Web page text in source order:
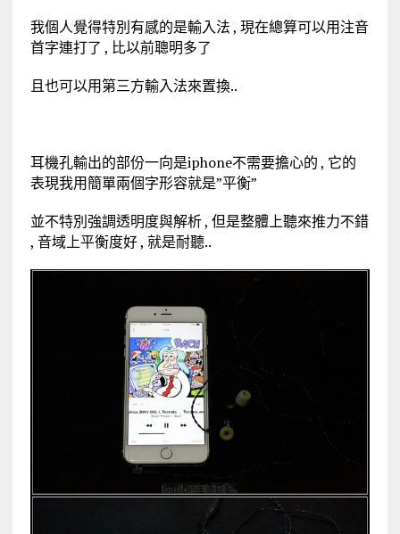
我個人覺得特別有感的是輸入法 , 現在總算可以用注音
首字連打了 , 比以前聰明多了
且也可以用第三方輸入法來置換..
耳機孔輸出的部份一向是iphone不需要擔心的 , 它的
表現我用簡單兩個字形容就是”平衡”
並不特別強調透明度與解析 , 但是整體上聽來推力不錯
, 音域上平衡度好 , 就是耐聽..